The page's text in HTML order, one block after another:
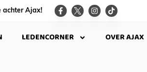
achter Ajax!
LEDENCORNER OVER AJAX